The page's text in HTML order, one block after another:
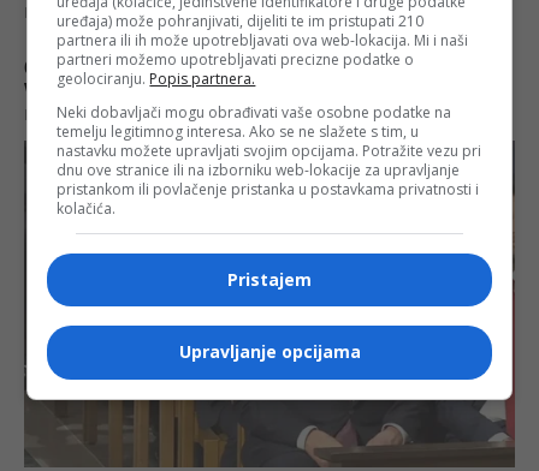
uređaja) može pohranjivati, dijeliti te im pristupati 210
partnera ili ih može upotrebljavati ova web-lokacija. Mi i naši
partneri možemo upotrebljavati precizne podatke o
geolociranju. Popis partnera.
Neki dobavljači mogu obrađivati vaše osobne podatke na
temelju legitimnog interesa. Ako se ne slažete s tim, u
nastavku možete upravljati svojim opcijama. Potražite vezu pri
dnu ove stranice ili na izborniku web-lokacije za upravljanje
pristankom ili povlačenje pristanka u postavkama privatnosti i
kolačića.
Pristajem
Upravljanje opcijama